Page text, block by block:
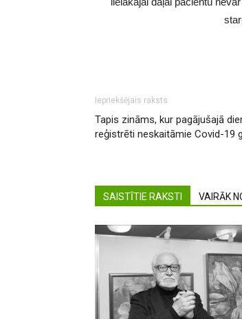
Iepriekšējais raksts
Tapis zināms, kur pagājušajā
reģistrēti neskaitāmie Covid-19
SAISTĪTIE RAKSTI VAIRĀK